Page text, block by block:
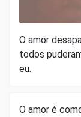
O amor
todos
eu.
O amor é